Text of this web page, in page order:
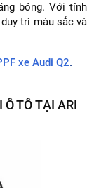
bóng. Với tính
trì màu sắc và
xe Audi Q2.
TÔ TẠI ARI